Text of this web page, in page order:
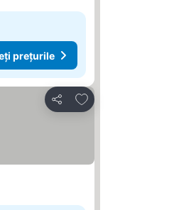
prețurile
Distribuiți
Adăugaţi la favorite